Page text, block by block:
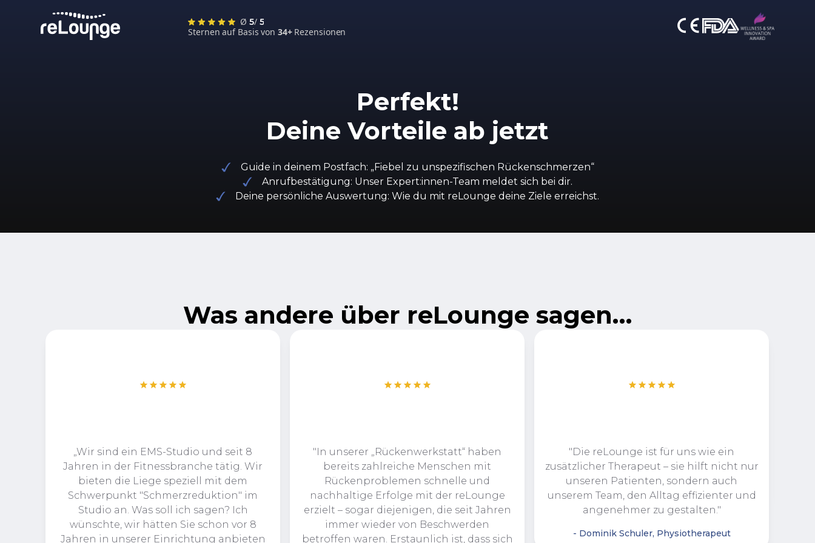
Ø 5/ 5
Sternen auf Basis von 34+Rezensionen
Perfekt!
Deine Vorteile ab jetzt
Guide in deinem Postfach: „Fiebel zu unspezifischen Rückenschmerzen“
Anrufbestätigung: Unser Expert:innen-Team meldet sich bei dir.
Deine persönliche Auswertung: Wie du mit reLounge deine Ziele erreichst.
Was andere über reLounge sagen…
„Wir sind ein EMS-Studio und seit 8
Jahren in der Fitnessbranche tätig. Wir
bieten die Liege speziell mit dem
Schwerpunkt "Schmerzreduktion" im
Studio an. Was soll ich sagen? Ich
wünschte, wir hätten Sie schon vor 8
Jahren in unserer Einrichtung anbieten
"In unserer „Rückenwerkstatt“ haben
bereits zahlreiche Menschen mit
Rückenproblemen schnelle und
nachhaltige Erfolge mit der reLounge
erzielt – sogar diejenigen, die seit Jahren
immer wieder von Beschwerden
betroffen waren. Erstaunlich ist, dass sich
"Die reLounge ist für uns wie ein
zusätzlicher Therapeut – sie hilft nicht nur
unseren Patienten, sondern auch
unserem Team, den Alltag effizienter und
angenehmer zu gestalten."
- Dominik Schuler, Physiotherapeut